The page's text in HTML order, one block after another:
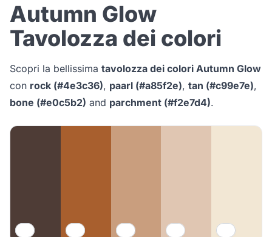
Autumn Glow
Tavolozza dei colori
Scopri la bellissima tavolozza dei colori Autumn Glow
con rock (#4e3c36), paarl (#a85f2e), tan (#c99e7e),
bone (#e0c5b2) and parchment (#f2e7d4).